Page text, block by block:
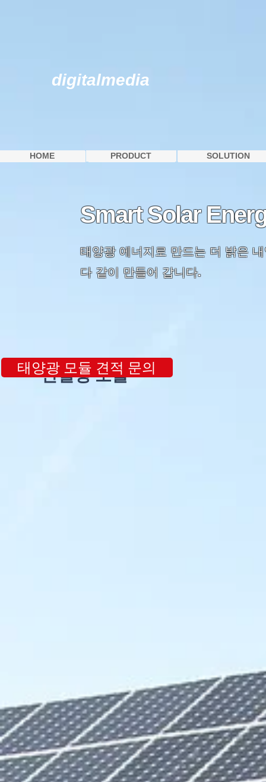
digitalmedia
HOME PRODUCT SOLUTION
HOME PRODUCT SOLUTION
Smart Solar
태양광 에너지로 만드는 더 밝은
다 같이 만들어 갑니다.
단결정 모듈
태양광 모듈 견적 문의